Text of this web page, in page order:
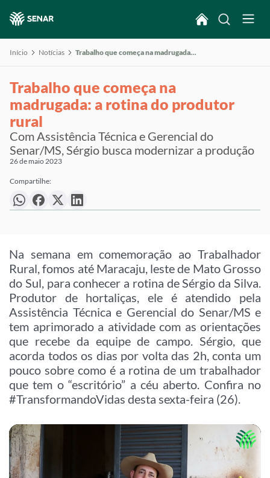
Início Notícias Trabalho que começa na madrugada: a rotina do produtor rural
Trabalho que começa na
madrugada: a rotina do produtor
rural
Com Assistência Técnica e Gerencial do
Senar/MS, Sérgio busca modernizar a produção
26 de maio 2023
Compartilhe:
Na semana em comemoração ao Trabalhador
Rural, fomos até Maracaju, leste de Mato Grosso
do Sul, para conhecer a rotina de Sérgio da Silva.
Produtor de hortaliças, ele é atendido pela
Assistência Técnica e Gerencial do Senar/MS e
tem aprimorado a atividade com as orientações
que recebe da equipe de campo. Sérgio, que
acorda todos os dias por volta das 2h, conta um
pouco sobre como é a rotina de um trabalhador
que tem o “escritório” a céu aberto. Confira no
#TransformandoVidas desta sexta-feira (26).